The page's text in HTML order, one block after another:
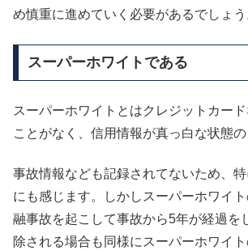
め慎重に進めていく必要があるでしょう
スーパーホワイトである
スーパーホワイトとはクレジットカー
ことがなく、信用情報が真っ白な状態の
事故情報なども記録されてないため、
にも感じます。しかしスーパーホワイ
融事故を起こして事故から5年が経過を
除される場合も同様にスーパーホワイ